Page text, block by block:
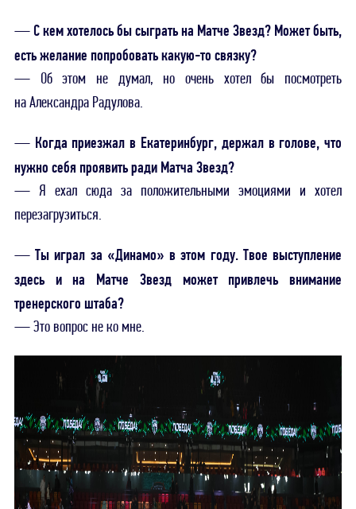
— С кем хотелось бы сыграть на Матче Звезд? Может быть,
есть желание попробовать какую-то связку?
— Об этом не думал, но очень хотел бы посмотреть
на Александра Радулова.
— Когда приезжал в Екатеринбург, держал в голове, что
нужно себя проявить ради Матча Звезд?
— Я ехал сюда за положительными эмоциями и хотел
перезагрузиться.
— Ты играл за «Динамо» в этом году. Твое выступление
здесь и на Матче Звезд может привлечь внимание
тренерского штаба?
— Это вопрос не ко мне.